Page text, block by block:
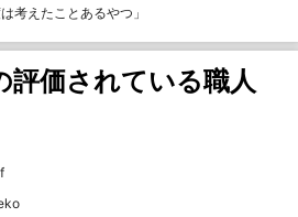
考えたことあるやつ 」
評価されている職人